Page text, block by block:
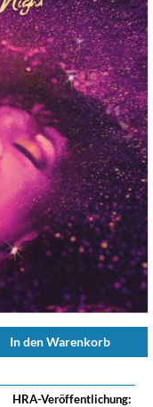
In den Warenkorb
HRA-Veröffentlichung: